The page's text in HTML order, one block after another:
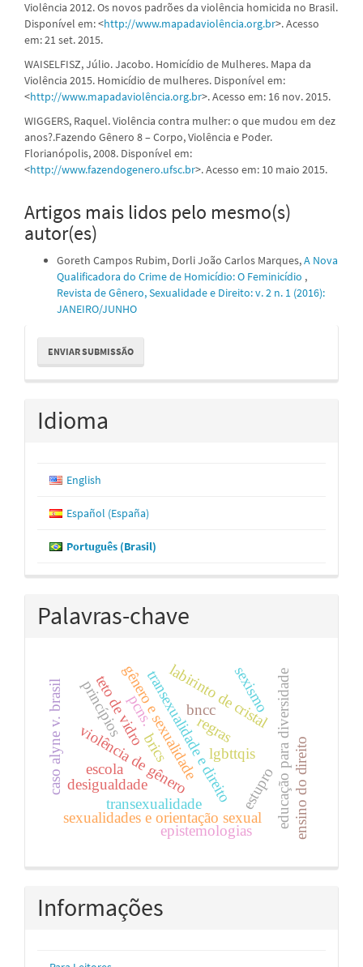
Violência 2012. Os novos padrões da violência homicida no Brasil.
Disponível em: <http://www.mapadaviolência.org.br>. Acesso
em: 21 set. 2015.
WAISELFISZ, Júlio. Jacobo. Homicídio de Mulheres. Mapa da
Violência 2015. Homicídio de mulheres. Disponível em:
<http://www.mapadaviolência.org.br>. Acesso em: 16 nov. 2015.
WIGGERS, Raquel. Violência contra mulher: o que mudou em dez
anos?.Fazendo Gênero 8 – Corpo, Violência e Poder.
Florianópolis, 2008. Disponível em:
<http://www.fazendogenero.ufsc.br>. Acesso em: 10 maio 2015.
Artigos mais lidos pelo mesmo(s)
autor(es)
Goreth Campos Rubim, Dorli João Carlos Marques,A Nova
Qualificadora do Crime de Homicídio: O Feminicídio ,
Revista de Gênero, Sexualidade e Direito: v. 2 n. 1 (2016):
JANEIRO/JUNHO
Enviar
Submissão
ENVIAR SUBMISSÃO
Idioma
English
Español (España)
Português (Brasil)
Palavras-chave
violência de gênero
gênero e sexualidade
transexualidade e direito
pcns.
lgbttqis
sexualidades e orientação sexual educação para diversidade
bncc
transexualidade ensino do direito
estupro
labirinto de cristal
teto de vidro sexismo
desigualdade
brics
regras
princípios
caso alyne v. brasil
epistemologias
escola
Informações